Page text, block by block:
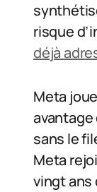
risque
déjà
Meta
sans le
Meta
vingt ans